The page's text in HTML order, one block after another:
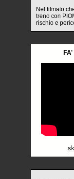
Nel filmato
treno con
rischio e